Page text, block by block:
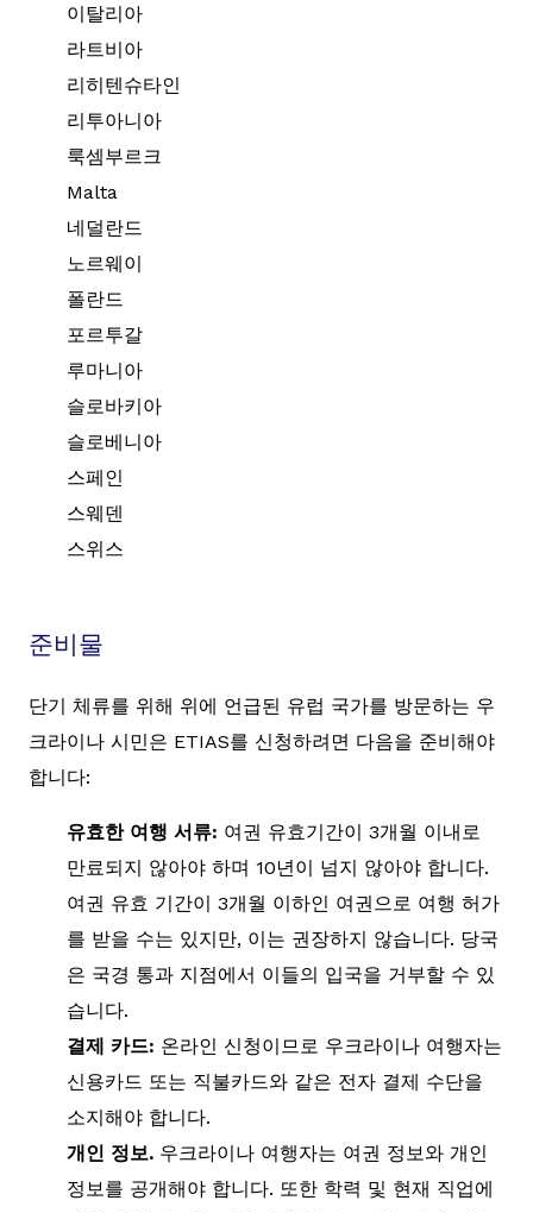
이탈리아
라트비아
리히텐슈타인
리투아니아
룩셈부르크
Malta
네덜란드
노르웨이
폴란드
포르투갈
루마니아
슬로바키아
슬로베니아
스페인
스웨덴
스위스
준비물
단기 체류를 위해 위에 언급된 유럽 국가를 방문하는 우
크라이나 시민은 ETIAS를 신청하려면 다음을 준비해야
합니다:
유효한 여행 서류: 여권 유효기간이 3개월 이내로
만료되지 않아야 하며 10년이 넘지 않아야 합니다.
여권 유효 기간이 3개월 이하인 여권으로 여행 허가
를 받을 수는 있지만, 이는 권장하지 않습니다. 당국
은 국경 통과 지점에서 이들의 입국을 거부할 수 있
습니다.
결제 카드: 온라인 신청이므로 우크라이나 여행자는
신용카드 또는 직불카드와 같은 전자 결제 수단을
소지해야 합니다.
개인 정보. 우크라이나 여행자는 여권 정보와 개인
정보를 공개해야 합니다. 또한 학력 및 현재 직업에